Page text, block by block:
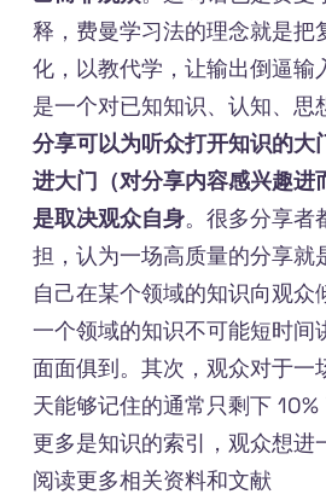
释，费曼学习法的理念就是把
化，以教代学，让输出倒逼输
是一个对已知知识、认知、思
分享可以为听众打开知识的大
进大门（对分享内容感兴趣进
是取决观众自身。很多分享者
担，认为一场高质量的分享
自己在某个领域的知识向观众
一个领域的知识不可能短时间
面面俱到。其次，观众对于一
天能够记住的通常只剩下
更多是知识的索引，观众想进
阅读更多相关资料和文献